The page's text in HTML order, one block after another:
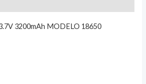
3200mAh MODELO 18650